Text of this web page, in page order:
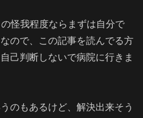
怪我程度ならまずは自分で
ので、この記事を読んでる方
己判断しないで病院に行きま
のもあるけど、解決出来そう